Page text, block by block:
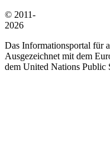
© 2011-
2026
Das Informationsportal für
Ausgezeichnet mit dem
dem United Nations Public